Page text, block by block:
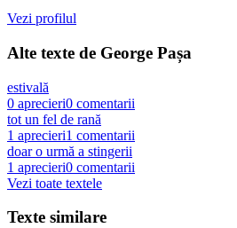
Vezi profilul
Alte texte de George Pașa
estivală
0 aprecieri0 comentarii
tot un fel de rană
1 aprecieri1 comentarii
doar o urmă a stingerii
1 aprecieri0 comentarii
Vezi toate textele
Texte similare